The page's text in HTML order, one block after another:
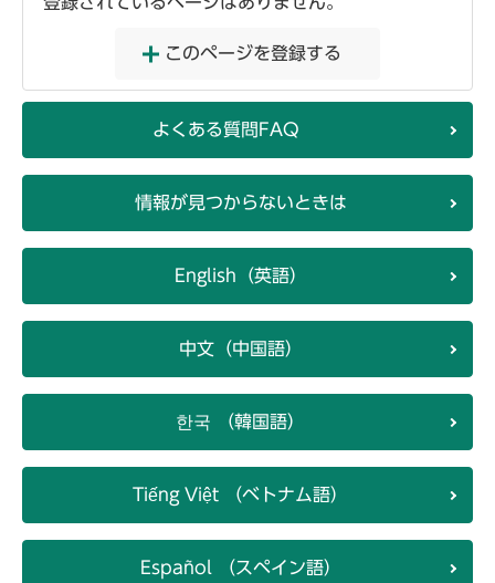
このページを登録する
よくある質問FAQ
情報が見つからないときは
English（英語）
中文（中国語）
한국 （韓国語）
Tiếng Việt （ベトナム語）
Español （スペイン語）